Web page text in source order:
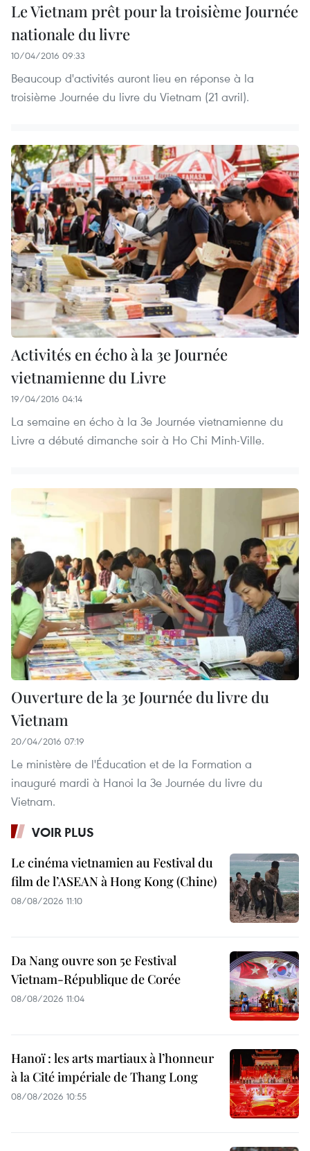
Le Vietnam prêt pour la troisième Journée
nationale du livre
10/04/2016 09:33
Beaucoup d'activités auront lieu en réponse à la
troisième Journée du livre du Vietnam (21 avril).
Activités en écho à la 3e Journée
vietnamienne du Livre
19/04/2016 04:14
La semaine en écho à la 3e Journée vietnamienne du
Livre a débuté dimanche soir à Ho Chi Minh-Ville.
Ouverture de la 3e Journée du livre du
Vietnam
20/04/2016 07:19
Le ministère de l'Éducation et de la Formation a
inauguré mardi à Hanoi la 3e Journée du livre du
Vietnam.
VOIR PLUS
Le cinéma vietnamien au Festival du
film de l’ASEAN à Hong Kong (Chine)
08/08/2026 11:10
Da Nang ouvre son 5e Festival
Vietnam-République de Corée
08/08/2026 11:04
Hanoï : les arts martiaux à l’honneur
à la Cité impériale de Thang Long
08/08/2026 10:55